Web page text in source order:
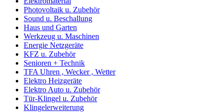
Photovoltaik u. Zubehör
Sound u. Beschallung
Haus und Garten
Werkzeug u. Maschinen
Energie Netzgeräte
KFZ u. Zubehör
Senioren + Technik
TFA Uhren , Wecker , Wetter
Elektro Heizgeräte
Elektro Auto u. Zubehör
Tür-Klingel u. Zubehör
Klingelerweiterung